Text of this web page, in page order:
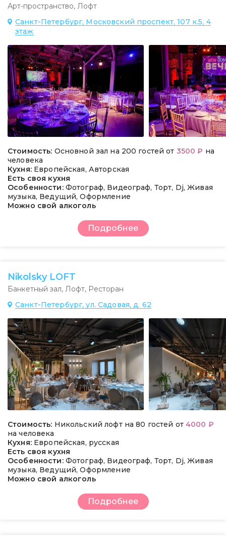
Арт-пространство, Лофт
Санкт-Петербург, Московский проспект, 107 к.5, 4
этаж
Стоимость: Основной зал на 200 гостей от 3500 ₽ на
человека
Кухня: Европейская, Авторская
Есть своя кухня
Особенности: Фотограф, Видеограф, Торт, Dj, Живая
музыка, Ведущий, Оформление
Можно свой алкоголь
Подробнее
Nikolsky LOFT
Банкетный зал, Лофт, Ресторан
Санкт-Петербург, ул. Садовая, д. 62
Стоимость: Никольский лофт на 80 гостей от4000 ₽
на человека
Кухня: Европейская, русская
Есть своя кухня
Особенности: Фотограф, Видеограф, Торт, Dj, Живая
музыка, Ведущий, Оформление
Можно свой алкоголь
Подробнее